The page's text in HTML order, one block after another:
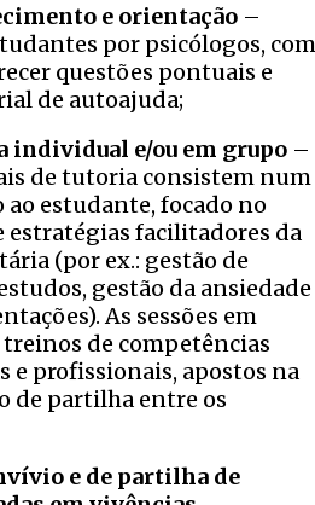
e orientação –
por psicólogos, com
questões pontuais e
de autoajuda;
individual e/ou em grupo –
de tutoria consistem num
estudante, focado no
estratégias facilitadores da
(por ex.: gestão de
gestão da ansiedade
As sessões em
de competências
e profissionais, apostos na
de partilha entre os
e de partilha de